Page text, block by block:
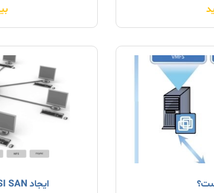
عنوان ورژن “فقط نرم
مدیریت نرم افزار را به
ایجاد iSCSI SAN بوسیله Openfiler